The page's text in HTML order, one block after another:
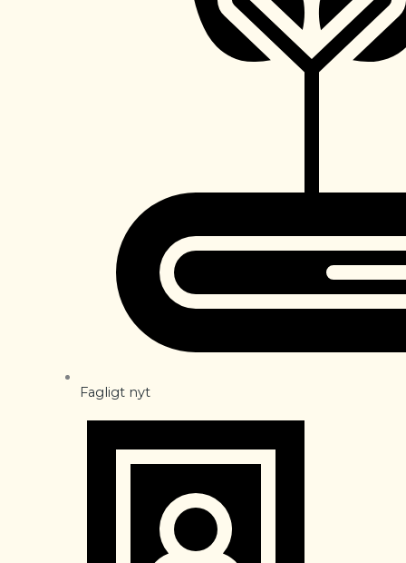
Fagligt nyt